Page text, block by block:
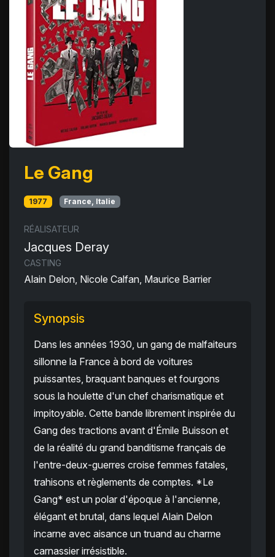
Le Gang
1977 France, Italie
RÉALISATEUR
Jacques Deray
CASTING
Alain Delon, Nicole Calfan, Maurice Barrier
Synopsis
Dans les années 1930, un gang de malfaiteurs
sillonne la France à bord de voitures
puissantes, braquant banques et fourgons
sous la houlette d'un chef charismatique et
impitoyable. Cette bande librement inspirée du
Gang des tractions avant d'Émile Buisson et
de la réalité du grand banditisme français de
l'entre-deux-guerres croise femmes fatales,
trahisons et règlements de comptes. *Le
Gang* est un polar d'époque à l'ancienne,
élégant et brutal, dans lequel Alain Delon
incarne avec aisance un truand au charme
carnassier irrésistible.